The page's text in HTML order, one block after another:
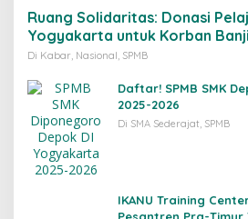
Ruang Solidaritas: Donasi
Yogyakarta untuk Korban
Di Kabar, Nasional, SPMB
Daftar! SPMB SMK
2025-2026
Di SMA Sederajat, SPMB
IKANU Training